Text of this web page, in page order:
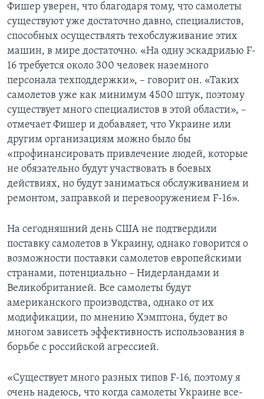
Фишер уверен, что благодаря тому, что самолеты
существуют уже достаточно давно, специалистов,
способных осуществлять техобслуживание этих
машин, в мире достаточно. «На одну эскадрилью F-
16 требуется около 300 человек наземного
персонала техподдержки», – говорит он. «Таких
самолетов уже как минимум 4500 штук, поэтому
существует много специалистов в этой области», –
отмечает Фишер и добавляет, что Украине или
другим организациям можно было бы
«профинансировать привлечение людей, которые
не обязательно будут участвовать в боевых
действиях, но будут заниматься обслуживанием и
ремонтом, заправкой и перевооружением F-16».
На сегодняшний день США не подтвердили
поставку самолетов в Украину, однако говорится о
возможности поставки самолетов европейскими
странами, потенциально – Нидерландами и
Великобританией. Все самолеты будут
американского производства, однако от их
модификации, по мнению Хэмптона, будет во
многом зависеть эффективность использования в
борьбе с российской агрессией.
«Существует много разных типов F-16, поэтому я
очень надеюсь, что когда самолеты Украине все-